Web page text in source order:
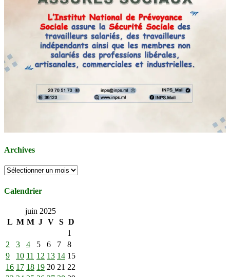
Archives
Archives
Calendrier
juin 2025
L M M J V S D
1
2
3 4 5 6 7
8
9
10 11 12 13 14 15
16 17 18 19 20 21 22